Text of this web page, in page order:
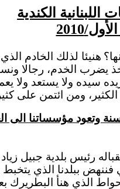
الكندية
/2010
هنيئا لذلك الخادم
يضرب الخدم، رجالا
سيده ولا يستعد ولا
ومن ائتمن على
وتعود مؤسساتنا الى
استقباله رئيس بلدية
ببلدنا الذي يتخبط
الذي هنأ البطريرك